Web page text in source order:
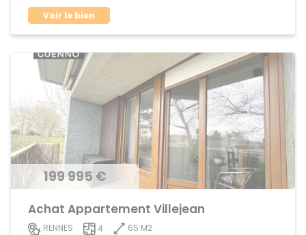
Voir le bien
199 995 €
Achat Appartement Villejean
RENNES 4
65 M2